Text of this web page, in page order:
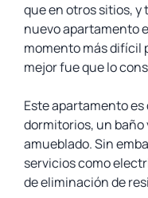
que en otros sitios,
nuevo apartamento
momento más difícil
mejor fue que lo
Este apartamento
dormitorios, un
amueblado. Sin
servicios como
de eliminación de